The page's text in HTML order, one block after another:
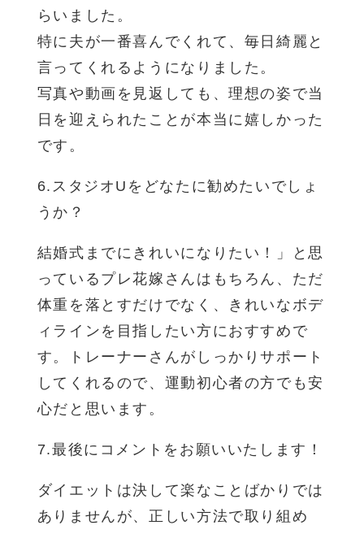
らいました。
特に夫が一番喜んでくれて、毎日綺麗と
言ってくれるようになりました。
写真や動画を見返しても、理想の姿で当
日を迎えられたことが本当に嬉しかった
です。
6.スタジオUをどなたに勧めたいでしょ
うか？
結婚式までにきれいになりたい！」と思
っているプレ花嫁さんはもちろん、ただ
体重を落とすだけでなく、きれいなボデ
ィラインを目指したい方におすすめで
す。トレーナーさんがしっかりサポート
してくれるので、運動初心者の方でも安
心だと思います。
7.最後にコメントをお願いいたします！
ダイエットは決して楽なことばかりでは
ありませんが、正しい方法で取り組め